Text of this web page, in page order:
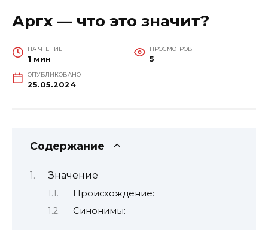
Аргх — что это значит?
НА ЧТЕНИЕ
1 мин
ПРОСМОТРОВ
5
ОПУБЛИКОВАНО
25.05.2024
Содержание
Значение
Происхождение:
Синонимы: